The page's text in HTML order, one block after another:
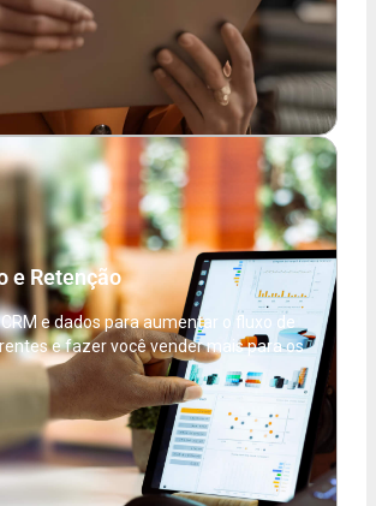
e Retenção
e dados para aumentar o fluxo de
e fazer você vender mais para os